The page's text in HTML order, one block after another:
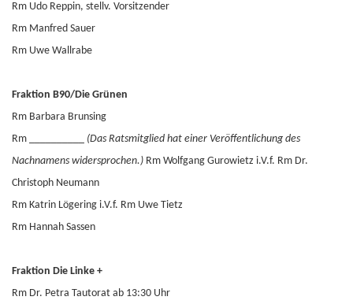
Rm Udo Reppin, stellv. Vorsitzender
Rm Manfred Sauer
Rm Uwe Wallrabe
Fraktion B90/Die Grünen
Rm Barbara Brunsing
Rm __________ (Das Ratsmitglied hat einer Veröffentlichung des
Nachnamens widersprochen.) Rm Wolfgang Gurowietz i.V.f. Rm Dr.
Christoph Neumann
Rm Katrin Lögering i.V.f. Rm Uwe Tietz
Rm Hannah Sassen
Fraktion Die Linke +
Rm Dr. Petra Tautorat ab 13:30 Uhr